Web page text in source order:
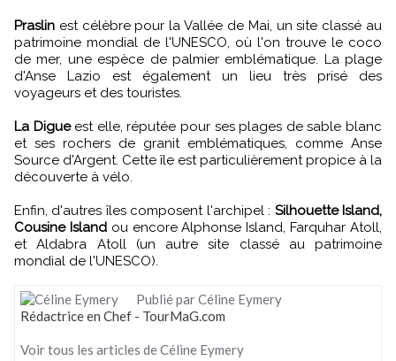
Praslin est célèbre pour la Vallée de Mai, un site classé au
patrimoine mondial de l'UNESCO, où l'on trouve le coco
de mer, une espèce de palmier emblématique. La plage
d'Anse Lazio est également un lieu très prisé des
voyageurs et des touristes.
La Digueest elle, réputée pour ses plages de sable blanc
et ses rochers de granit emblématiques, comme Anse
Source d'Argent. Cette île est particulièrement propice à la
découverte à vélo.
Enfin, d'autres îles composent l'archipel : Silhouette Island,
Cousine Islandou encore Alphonse Island, Farquhar Atoll,
et Aldabra Atoll (un autre site classé au patrimoine
mondial de l'UNESCO).
Publié par Céline Eymery
Rédactrice en Chef - TourMaG.com
Voir tous les articles de Céline Eymery